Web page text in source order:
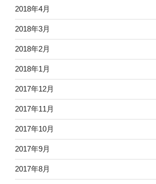
2018年4月
2018年3月
2018年2月
2018年1月
2017年12月
2017年11月
2017年10月
2017年9月
2017年8月